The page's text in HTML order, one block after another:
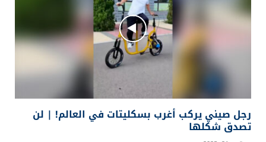
رجل صيني يركب أغرب بسكليتات في العالم! | لن
تصدق شكلها